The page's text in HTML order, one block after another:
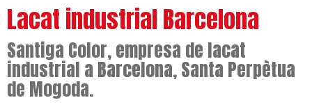
Lacat industrial Barcelona
Santiga Color, empresa de lacat
industrial a Barcelona, Santa Perpètua
de Mogoda.